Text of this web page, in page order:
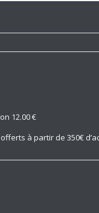
12.00 €
à partir de 350€